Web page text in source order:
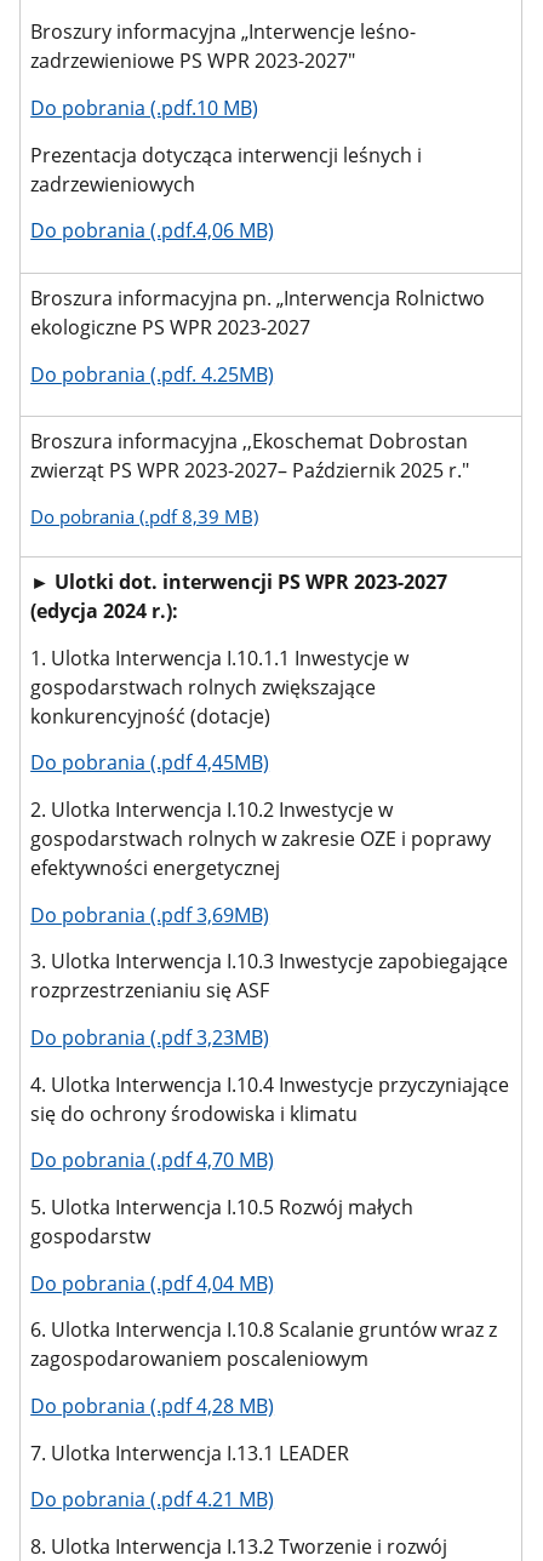
Broszury informacyjna „Interwencje leśno-
zadrzewieniowe PS WPR 2023-2027"
Do pobrania (.pdf.10 MB)
Prezentacja dotycząca interwencji leśnych i
zadrzewieniowych
Do pobrania (.pdf.4,06 MB)
Broszura informacyjna pn. „Interwencja Rolnictwo
ekologiczne PS WPR 2023-2027
Do pobrania (.pdf. 4.25MB)
Broszura informacyjna ,,Ekoschemat Dobrostan
zwierząt PS WPR 2023-2027– Październik 2025 r."
Do pobrania (.pdf 8,39 MB)
► Ulotki dot. interwencji PS WPR 2023-2027
(edycja 2024 r.):
1. Ulotka Interwencja I.10.1.1 Inwestycje w
gospodarstwach rolnych zwiększające
konkurencyjność (dotacje)
Do pobrania (.pdf 4,45MB)
2. Ulotka Interwencja I.10.2 Inwestycje w
gospodarstwach rolnych w zakresie OZE i poprawy
efektywności energetycznej
Do pobrania (.pdf 3,69MB)
3. Ulotka Interwencja I.10.3 Inwestycje zapobiegające
rozprzestrzenianiu się ASF
Do pobrania (.pdf 3,23MB)
4. Ulotka Interwencja I.10.4 Inwestycje przyczyniające
się do ochrony środowiska i klimatu
Do pobrania (.pdf 4,70 MB)
5. Ulotka Interwencja I.10.5 Rozwój małych
gospodarstw
Do pobrania (.pdf 4,04 MB)
6. Ulotka Interwencja I.10.8 Scalanie gruntów wraz z
zagospodarowaniem poscaleniowym
Do pobrania (.pdf 4,28 MB)
7. Ulotka Interwencja I.13.1 LEADER
Do pobrania (.pdf 4.21 MB)
8. Ulotka Interwencja I.13.2 Tworzenie i rozwój